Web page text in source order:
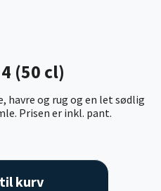
(50 cl)
havre og rug og en let sødlig
Prisen er inkl. pant.
kurv